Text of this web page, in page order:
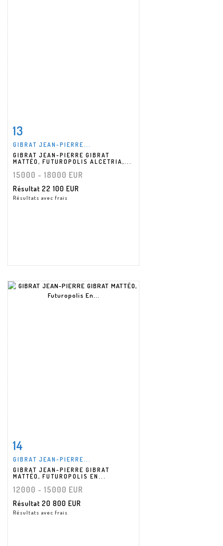
Fiche détaillée
13
GIBRAT JEAN-PIERRE...
GIBRAT JEAN-PIERRE GIBRAT
MATTÉO, FUTUROPOLIS ALCETRIA,...
15000 - 18000 EUR
Résultat 22 100 EUR
Résultats avec frais
Fiche détaillée
14
GIBRAT JEAN-PIERRE...
GIBRAT JEAN-PIERRE GIBRAT
MATTÉO, FUTUROPOLIS EN...
12000 - 15000 EUR
Résultat 20 800 EUR
Résultats avec frais